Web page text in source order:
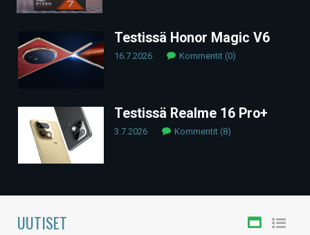
VIDEOT
TECHBBS
TIETOA
KAUPPA
VAIHDA TEEMA
HAKU
Testissä Honor Magic V6
16.7.2026 Kommentit (0)
Testissä Realme 16 Pro+
3.7.2026 Kommentit (8)
UUTISET